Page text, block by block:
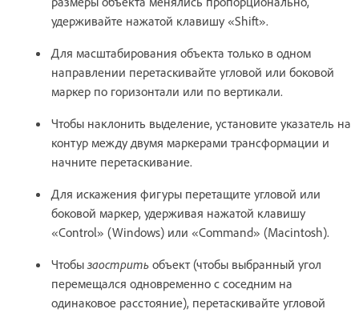
удерживайте нажатой клавишу «Shift».
Для масштабирования объекта только в одном
направлении перетаскивайте угловой или боковой
маркер по горизонтали или по вертикали.
Чтобы наклонить выделение, установите указатель на
контур между двумя маркерами трансформации и
начните перетаскивание.
Для искажения фигуры перетащите угловой или
боковой маркер, удерживая нажатой клавишу
«Control» (Windows) или «Command» (Macintosh).
Чтобы заострить объект (чтобы выбранный угол
перемещался одновременно с соседним на
одинаковое расстояние), перетаскивайте угловой